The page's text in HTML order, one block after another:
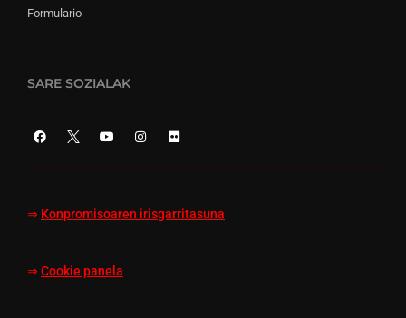
Formulario
SARE SOZIALAK
⇒ Konpromisoaren irisgarritasuna
⇒ Cookie panela